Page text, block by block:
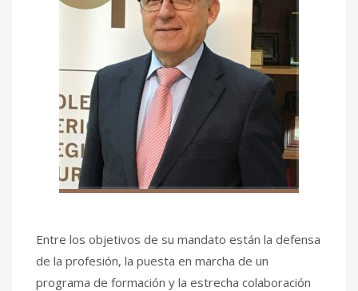
Entre los objetivos de su mandato están la defensa
de la profesión, la puesta en marcha de un
programa de formación y la estrecha colaboración